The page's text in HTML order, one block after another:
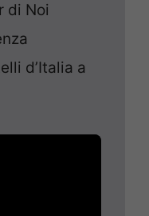
di Noi
d’Italia a